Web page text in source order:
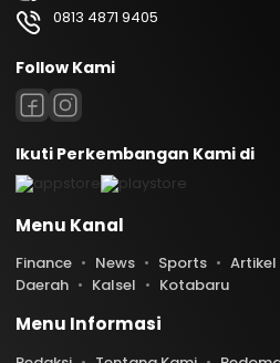
0813 4871 9405
Follow Kami
Ikuti Perkembangan Kami di
Menu Kanal
Finance News Sports Artikel
Daerah
Kalsel Kotabaru
Menu Informasi